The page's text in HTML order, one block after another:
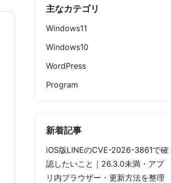
主なカテゴリ
Windows11
Windows10
WordPress
Program
新着記事
iOS版LINEのCVE-2026-3861で確
認したいこと｜26.3.0未満・アプ
リ内ブラウザー・更新方法を整理